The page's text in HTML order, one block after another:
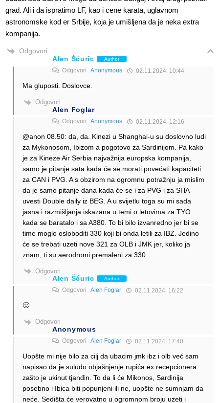
grad. Ali i da ispratimo LF, kao i cene karata, uglavnom
astronomske kod er Srbije, koja je umišljena da je neka extra
kompanija.
Odgovori
Alen Šćuric
Author
Odgovori Anonymous 02.11.2024. 10:44
Ma gluposti. Doslovce.
Odgovori
Alen Foglar
Odgovori Anonymous 02.11.2024. 12:16
@anon 08.50: da, da. Kinezi u Shanghai-u su doslovno ludi
za Mykonosom, Ibizom a pogotovo za Sardinijom. Pa kako
je za Kineze Air Serbia najvažnija europska kompanija,
samo je pitanje sata kada će se morati povećati kapaciteti
za CAN i PVG. A s obzirom na ogromnu potražnju ja mislim
da je samo pitanje dana kada će se i za PVG i za SHA
uvesti Double daily iz BEG. A u svijetlu toga su mi sada
jasna i razmišljanja iskazana u temi o letovima za TYO
kada se baratalo i sa A380. To bi bilo izvanredno jer bi se
time moglo osloboditi 330 koji bi onda letili za IBZ. Jedino
će se trebati uzeti nove 321 za OLB i JMK jer, koliko ja
znam, ti su aerodromi premaleni za 330..
Odgovori
Alen Šćuric Author
Odgovori Alen Foglar 02.11.2024. 16:22
🙂
Odgovori
Anonymous
Odgovori Alen Foglar 02.11.2024. 17:40
Uopšte mi nije bilo za cilj da ubacim jmk ibz i olb već sam
napisao da je suludo objašnjenje rupića ex recepcionera
zašto je ukinut tjanđin. To da li će Mikonos, Sardinija
posebno i Ibica biti popunjeni ili ne, uopšte ne sumnjam da
neće. Sedišta će verovatno u ogromnom broju uzeti i